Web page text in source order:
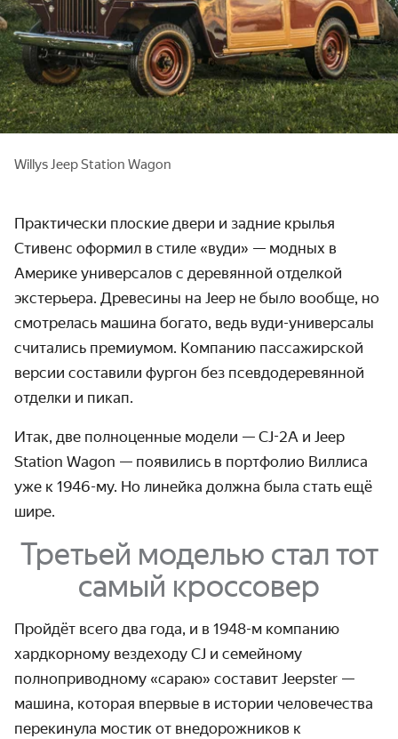
Willys Jeep Station Wagon
Практически плоские двери и задние крылья
Стивенс оформил в стиле «вуди» — модных в
Америке универсалов с деревянной отделкой
экстерьера. Древесины на Jeep не было вообще, но
смотрелась машина богато, ведь вуди-универсалы
считались премиумом. Компанию пассажирской
версии составили фургон без псевдодеревянной
отделки и пикап.
Итак, две полноценные модели — CJ-2A и Jeep
Station Wagon — появились в портфолио Виллиса
уже к 1946-му. Но линейка должна была стать ещё
шире.
Третьей моделью стал тот
самый кроссовер
Пройдёт всего два года, и в 1948-м компанию
хардкорному вездеходу CJ и семейному
полноприводному «сараю» составит Jeepster —
машина, которая впервые в истории человечества
перекинула мостик от внедорожников к